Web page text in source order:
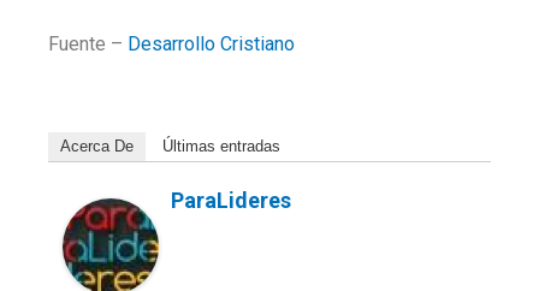
Fuente – Desarrollo Cristiano
Acerca De Últimas entradas
ParaLideres